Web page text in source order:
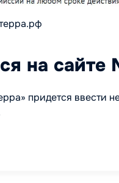
на
придется ввести